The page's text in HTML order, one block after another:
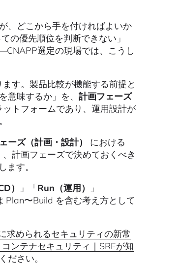
、どこから手を付ければよいか
の優先順位を判断できない」
選定の現場では、こうし
す。製品比較が機能する前提と
意味するか」を、計画フェーズ
トフォームであり、運用設計が
ーズ（計画・設計）
における
計画フェーズで決めておくべき
ます。
） 」「Run（運用）
」
Plan〜Build を含む考え方として
求められるセキュリティの新常
ンテナセキュリティ｜SREが知
ださい。